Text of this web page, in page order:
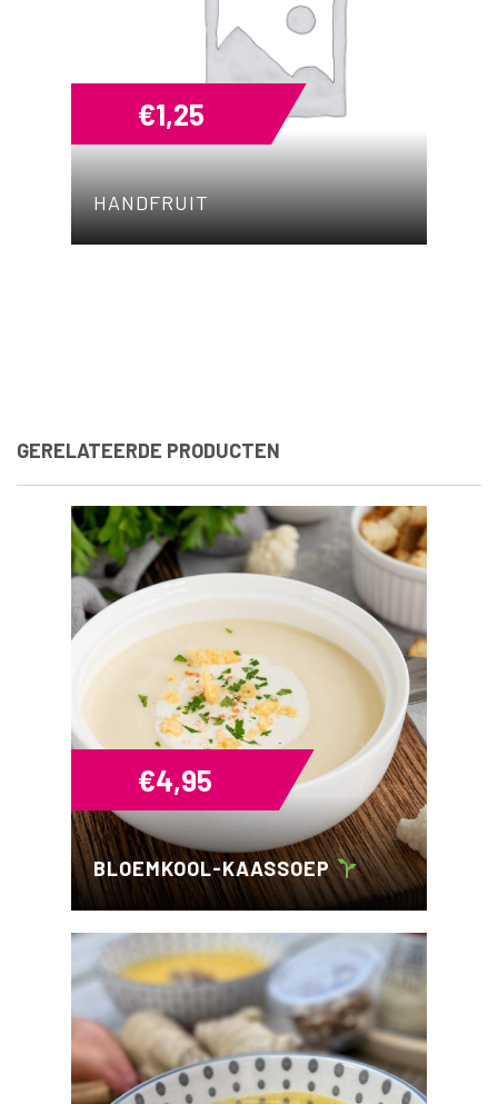
HANDFRUIT
€1,25
GERELATEERDE PRODUCTEN
BLOEMKOOL-KAASSOEP
€4,95